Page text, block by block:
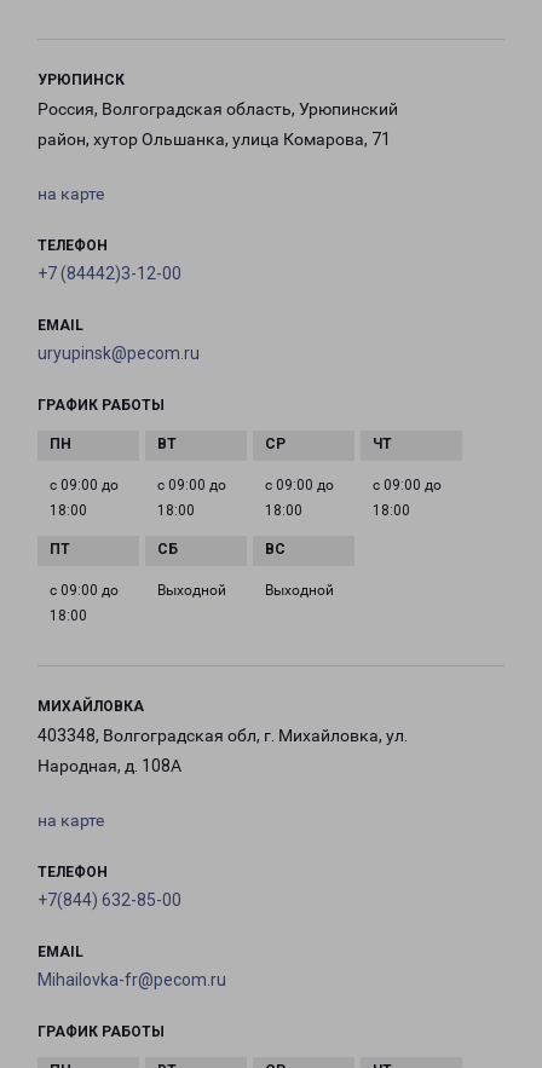
УРЮПИНСК
Россия, Волгоградская область, Урюпинский
район, хутор Ольшанка, улица Комарова, 71
на карте
ТЕЛЕФОН
+7 (84442)3-12-00
EMAIL
uryupinsk@pecom.ru
ГРАФИК РАБОТЫ
с 09:00 до
18:00
с 09:00 до
18:00
с 09:00 до
18:00
с 09:00 до
18:00
с 09:00 до
18:00
Выходной Выходной
МИХАЙЛОВКА
403348, Волгоградская обл, г. Михайловка, ул.
Народная, д. 108А
на карте
ТЕЛЕФОН
+7(844) 632-85-00
EMAIL
Mihailovka-fr@pecom.ru
ГРАФИК РАБОТЫ